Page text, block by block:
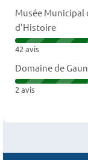
Musée Municipal
d'Histoire
42 avis
Domaine de
2 avis